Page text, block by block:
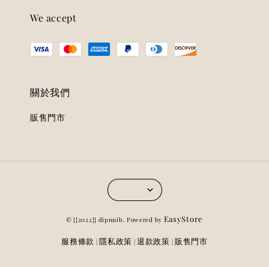
We accept
關於我們
販售門市
© {{2022}} dipnnib. Powered by EasyStore
服務條款 | 隱私政策 |退款政策 | 販售門市